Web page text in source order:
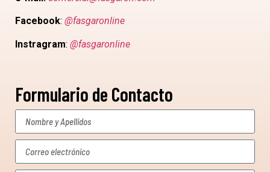
Facebook: @fasgaronline
Instragram: @fasgaronline
Formulario de Contacto